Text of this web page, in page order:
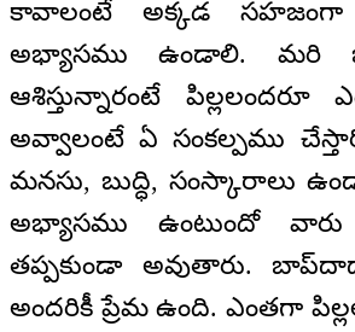
కావాలంటే అక్కడ సహజంగా
అభ్యాసము ఉండాలి.
ఆశిస్తున్నారంటే పిల్లలందరూ
అవ్వాలంటే ఏ సంకల్పము
మనసు, బుద్ధి, సంస్కారాలు
అభ్యాసము ఉంటుందో వారు
తప్పకుండా అవుతారు.
అందరికీ ప్రేమ ఉంది. ఎంతగా